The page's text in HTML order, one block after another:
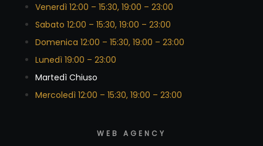
Venerdì 12:00 – 15:30, 19:00 – 23:00
Sabato 12:00 – 15:30, 19:00 – 23:00
Domenica 12:00 – 15:30, 19:00 – 23:00
Lunedì 19:00 – 23:00
Martedì Chiuso
Mercoledì 12:00 – 15:30, 19:00 – 23:00
WEB AGENCY